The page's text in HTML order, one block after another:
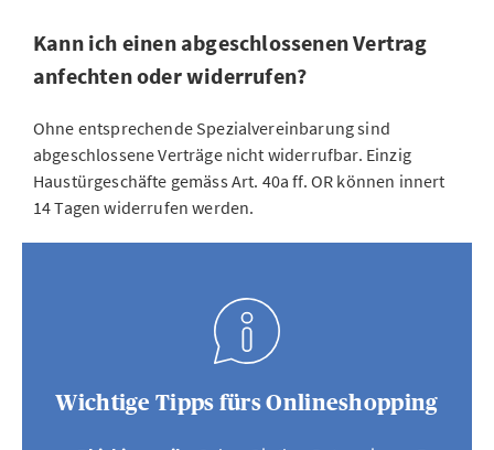
Kann ich einen abgeschlossenen Vertrag
anfechten oder widerrufen?
Ohne entsprechende Spezialvereinbarung sind
abgeschlossene Verträge nicht widerrufbar. Einzig
Haustürgeschäfte gemäss Art. 40a ff. OR können innert
14 Tagen widerrufen werden.
Wichtige Tipps fürs Onlineshopping